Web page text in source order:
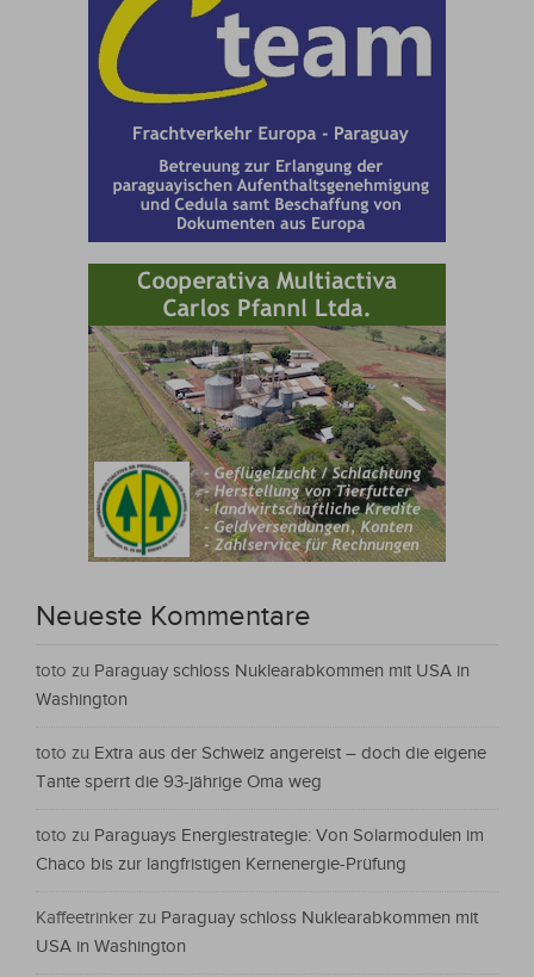
Neueste Kommentare
toto zu Paraguay schloss Nuklearabkommen mit USA in
Washington
toto zu Extra aus der Schweiz angereist – doch die eigene
Tante sperrt die 93-jährige Oma weg
toto zu Paraguays Energiestrategie: Von Solarmodulen im
Chaco bis zur langfristigen Kernenergie-Prüfung
Kaffeetrinker zu Paraguay schloss Nuklearabkommen mit
USA in Washington